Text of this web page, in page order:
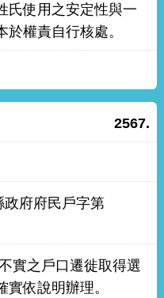
氏使用之安定性與一
權責自行核處。
2567.
府府民戶字第
實之戶口遷徙取得選
依說明辦理。